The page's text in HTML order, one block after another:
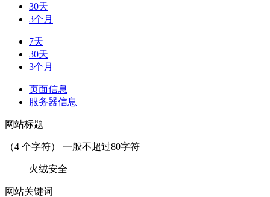
30天
3个月
7天
30天
3个月
页面信息
服务器信息
网站标题
（4 个字符） 一般不超过80字符
火绒安全
网站关键词